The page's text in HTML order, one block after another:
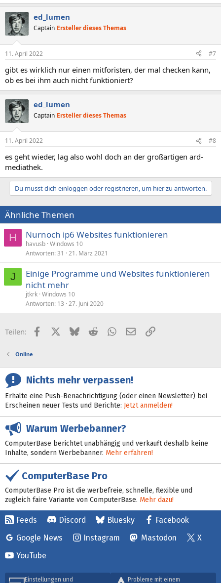
ed_lumen
Captain Ersteller dieses Themas
11. April 2022 #7
gibt es wirklich nur einen mitforisten, der mal checken kann,
ob es bei ihm auch nicht funktioniert?
ed_lumen
Captain Ersteller dieses Themas
11. April 2022 #8
es geht wieder, lag also wohl doch an der großartigen ard-
mediathek.
Du musst dich einloggen oder registrieren, um hier zu antworten.
Ähnliche Themen
H Nurnoch ip6 Websites funktionieren
havusb Windows 10
Antworten 31 21. März 2021
J
Einige Programme und Websites funktionieren
nicht mehr
jtkrk Windows 10
Antworten 13 27. Juni 2020
Teilen: FacebookX (Twitter)
BlueskyRedditWhatsApp
E-MailLink
Online
Nichts mehr verpassen!
Erhalte eine Push-Benachrichtigung (oder einen Newsletter) bei
Erscheinen neuer Tests und Berichte: Jetzt anmelden!
Warum Werbebanner?
ComputerBase berichtet unabhängig und verkauft deshalb keine
Inhalte, sondern Werbebanner. Mehr erfahren!
ComputerBase Pro
ComputerBase Pro ist die werbefreie, schnelle, flexible und
zugleich faire Variante von ComputerBase. Mehr dazu!
Feeds Discord Bluesky
Facebook
Google News
Instagram Mastodon
X
YouTube
Einstellungen und Probleme mit einem